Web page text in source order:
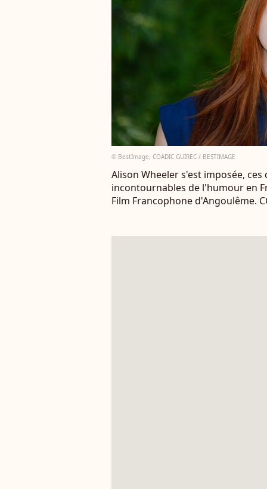
© BestImage, COADIC GUIREC / BESTIMAGE
Alison Wheeler s'est imposée,
incontournables de l'humour en
Film Francophone d'Angoulême.